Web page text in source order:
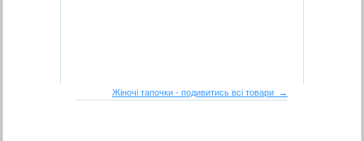
Жіночі тапочки - подивитись всі товари →